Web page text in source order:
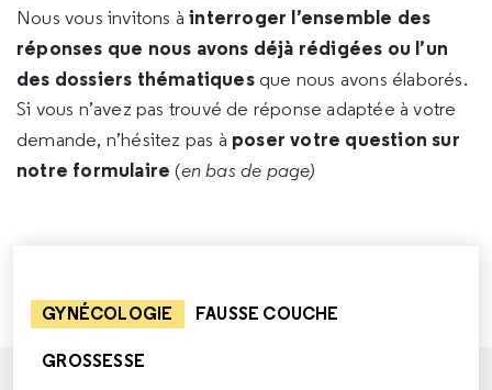
Nous vous invitons àinterroger l’ensemble des
réponses que nous avons déjà rédigées ou l’un
des dossiers thématiques que nous avons élaborés.
Si vous n’avez pas trouvé de réponse adaptée à votre
demande, n’hésitez pas à poser votre question sur
notre formulaire (en bas de page)
GYNÉCOLOGIE FAUSSE COUCHE
GROSSESSE